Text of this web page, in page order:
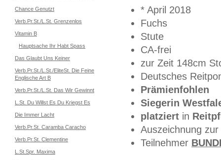
* April 2018
Fuchs
Stute
CA-frei
zur Zeit 148cm
Deutsches
Prämienfohlen
Siegerin
platziert in
Auszeichnung zur
Teilnehmer
Chance Genutzt
Verb.Pr.St./L.St. Grenzenlos
Vitamin B
Hauptsache Ihr Habt Spass
Das Glaubt Uns Keiner
Verb.Pr.St./L.St./EliteSt. Die Feine
Englische Art B
Verb.Pr.St./L.St. Das Wir Gewinnt
L.St. Du Willst Es Du Kriegst Es
Die Immer Lacht
Verb.Pr.St. Caramba Caracho
Verb.Pr.St. Clementine
L.St.Spr. Maxima